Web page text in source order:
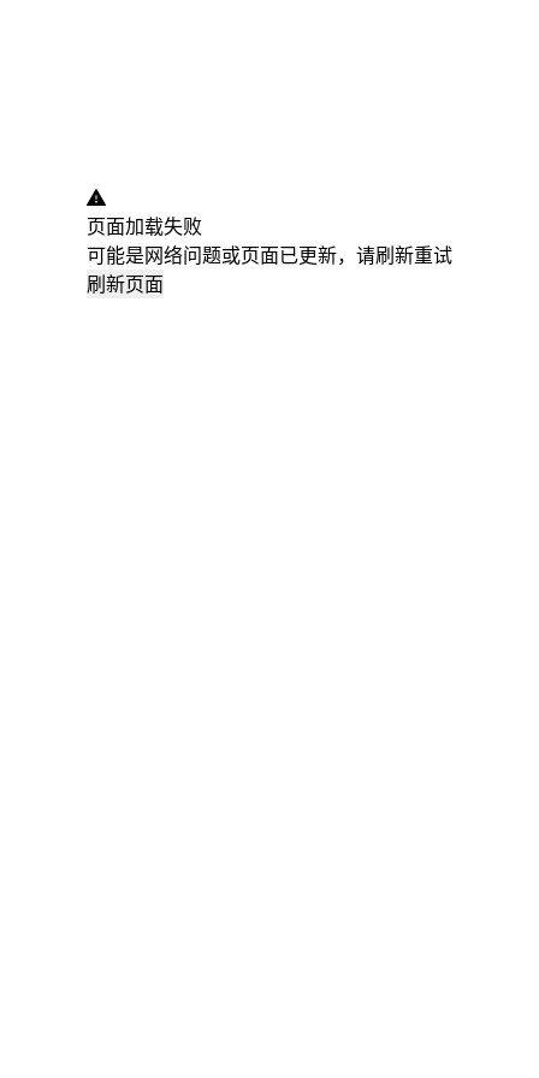
页面加载失败
可能是网络问题或页面已更新，请刷新重试
刷新页面